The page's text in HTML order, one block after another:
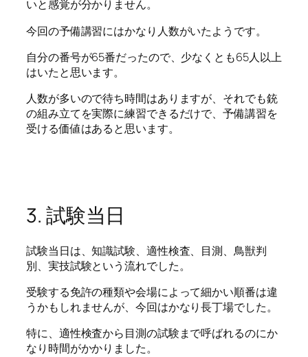
いと感覚が分かりません。
今回の予備講習にはかなり人数がいたようです。
自分の番号が65番だったので、少なくとも65人以上
はいたと思います。
人数が多いので待ち時間はありますが、それでも銃
の組み立てを実際に練習できるだけで、予備講習を
受ける価値はあると思います。
3. 試験当日
試験当日は、知識試験、適性検査、目測、鳥獣判
別、実技試験という流れでした。
受験する免許の種類や会場によって細かい順番は違
うかもしれませんが、今回はかなり長丁場でした。
特に、適性検査から目測の試験まで呼ばれるのにか
なり時間がかかりました。